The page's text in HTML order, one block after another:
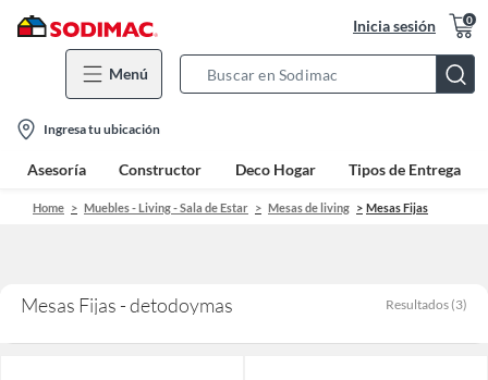
Inicia sesión 0
Menú
Bar
location-
icon
Ingresa tu ubicación
Asesoría Constructor Deco Hogar Tipos de Entrega
Home Muebles - Living - Sala de Estar Mesas de living Mesas Fijas
Mesas Fijas - detodoymas Resultados (3)